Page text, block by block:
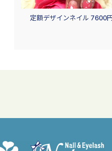
定額デザインネイル 7600